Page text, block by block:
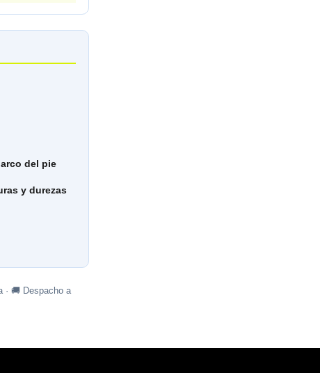
del pie
y durezas
· 🚚 Despacho a